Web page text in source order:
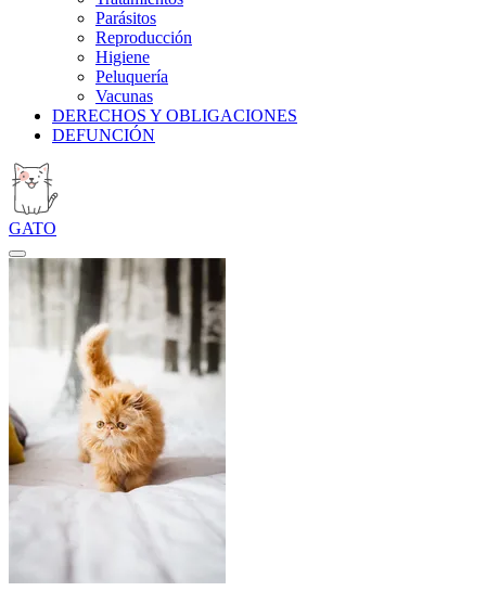
Parásitos
Reproducción
Higiene
Peluquería
Vacunas
DERECHOS Y OBLIGACIONES
DEFUNCIÓN
GATO